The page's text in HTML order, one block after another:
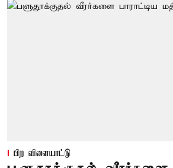
பிற விளையாட்டு